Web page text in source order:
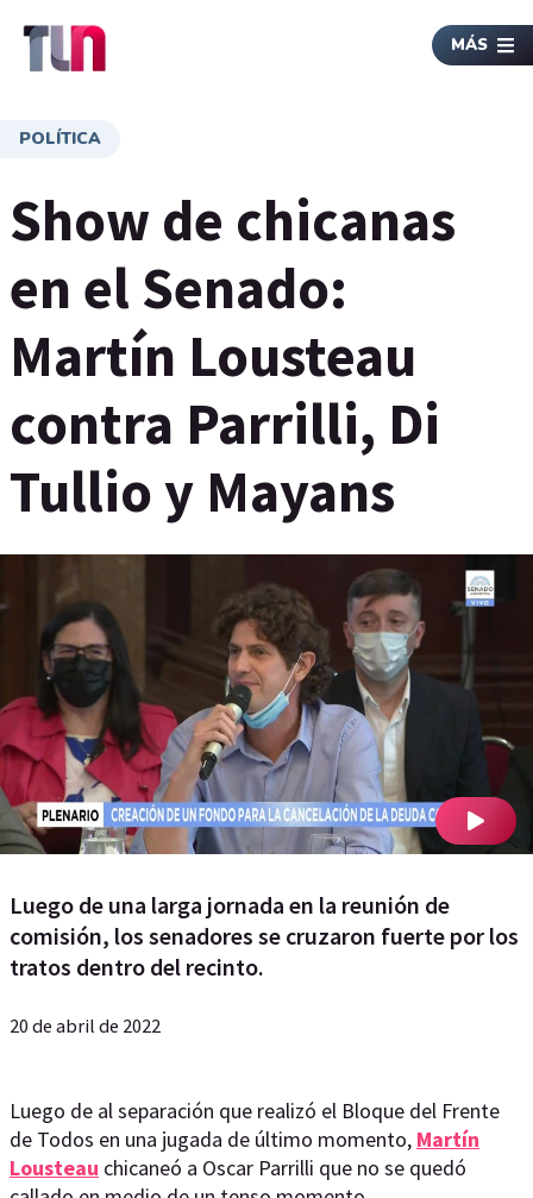
MÁS
POLÍTICA
Show de chicanas
en el Senado:
Martín Lousteau
contra Parrilli, Di
Tullio y Mayans
Luego de una larga jornada en la reunión de
comisión, los senadores se cruzaron fuerte por los
tratos dentro del recinto.
20 de abril de 2022
Luego de al separación que realizó el Bloque del Frente
de Todos en una jugada de último momento, Martín
Lousteau chicaneó a Oscar Parrilli que no se quedó